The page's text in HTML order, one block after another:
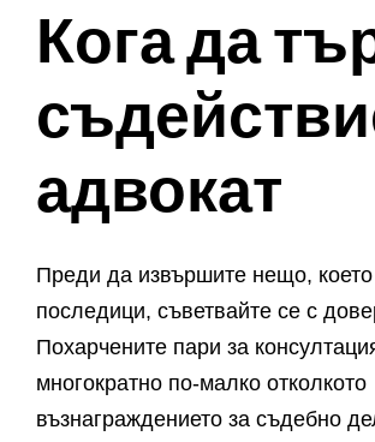
Кога да
адвокат
Преди да извършите нещо,
последици, съветвайте се с
Похарчените пари за
многократно по-малко отколкото
възнаграждението за съдебно